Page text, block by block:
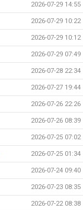
2026-07-29 14:55
2026-07-29 10:22
2026-07-29 10:12
2026-07-29 07:49
2026-07-28 22:34
2026-07-27 19:44
2026-07-26 22:26
2026-07-26 08:39
2026-07-25 07:02
2026-07-25 01:34
2026-07-24 09:40
2026-07-23 08:35
2026-07-22 08:38